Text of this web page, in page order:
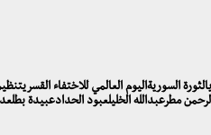
السوريةاليوم العالمي للاختفاء
مطرعبدالله الخليلعبود الحدادعبيدة